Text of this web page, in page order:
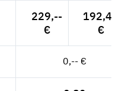
229,--
€
192,44
€
0,-- €